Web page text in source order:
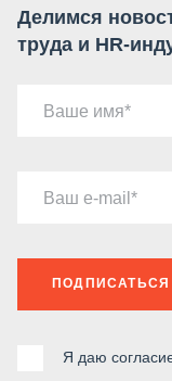
Делимся
труда и HR-
Ваше имя
Ваш e-mail
ПОДПИСАТЬСЯ
Я даю